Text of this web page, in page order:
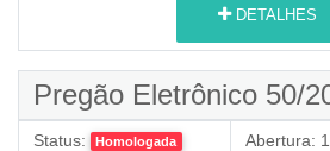
DETALHES
Pregão Eletrônico 50/
Status: Homologada Abertura: